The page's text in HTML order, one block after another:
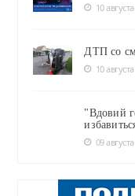
10
ДТП со
10
"Вдовий
09